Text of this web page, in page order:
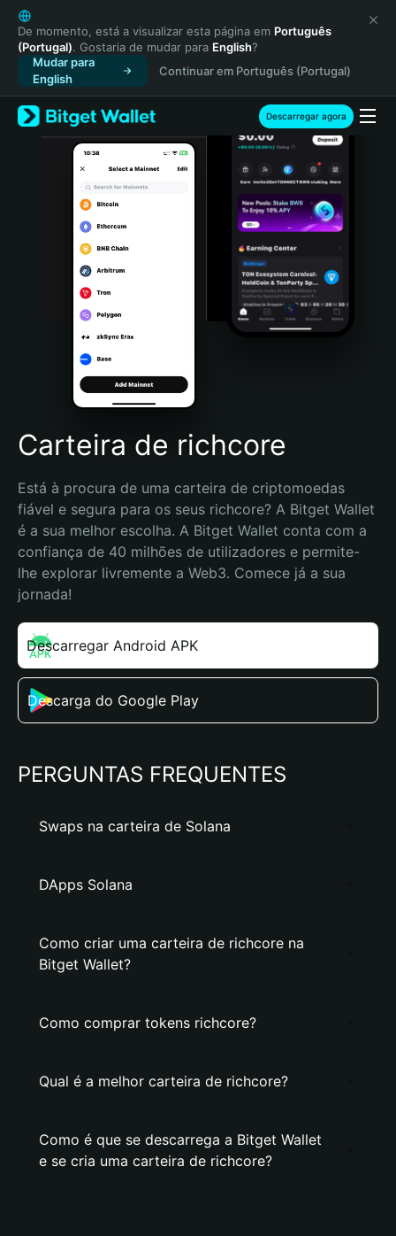
English
日本語
Tiếng Việt
Русский
Español (Latinoamérica)
Türkçe
Italiano
Português (Portugal)
Bahasa Indonesia
Português (Brasil)
Español (Argentina)
De momento, está a visualizar esta página em Português
(Portugal). Gostaria de mudar para English?
Mudar para
English
Continuar em Português (Portugal)
Descarregar agora
Carteira de richcore
Está à procura de uma carteira de criptomoedas
fiável e segura para os seus richcore? A Bitget Wallet
é a sua melhor escolha. A Bitget Wallet conta com a
confiança de 40 milhões de utilizadores e permite-
lhe explorar livremente a Web3. Comece já a sua
jornada!
Descarregar Android APK
Descarga do Google Play
PERGUNTAS FREQUENTES
Swaps na carteira de Solana
DApps Solana
Como criar uma carteira de richcore na
Bitget Wallet?
Como comprar tokens richcore?
Qual é a melhor carteira de richcore?
Como é que se descarrega a Bitget Wallet
e se cria uma carteira de richcore?